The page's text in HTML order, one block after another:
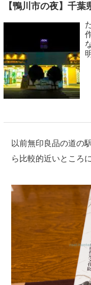
【鴨川市の夜】千
以前無印良品の道の
ら比較的近いところ